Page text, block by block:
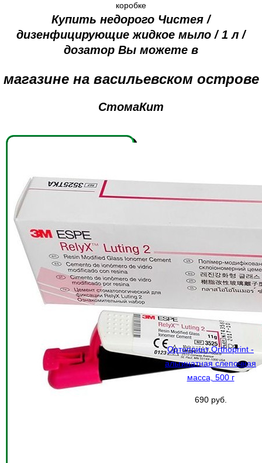
коробке
Купить недорого Чистея /
дизенфицирующие жидкое мыло / 1 л /
дозатор Вы можете в
магазине на васильевском острове
СтомаКит
Ортопринт Orthoprint -
альгинатная слепочная
масса, 500 г
690 руб.